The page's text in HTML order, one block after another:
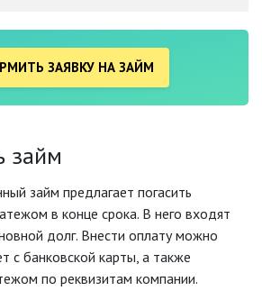
ЗАЯВКУ НА ЗАЙМ
займ
займ предлагает погасить
в конце срока. В него входят
долг. Внести оплату можно
с банковской карты, а также
по реквизитам компании.